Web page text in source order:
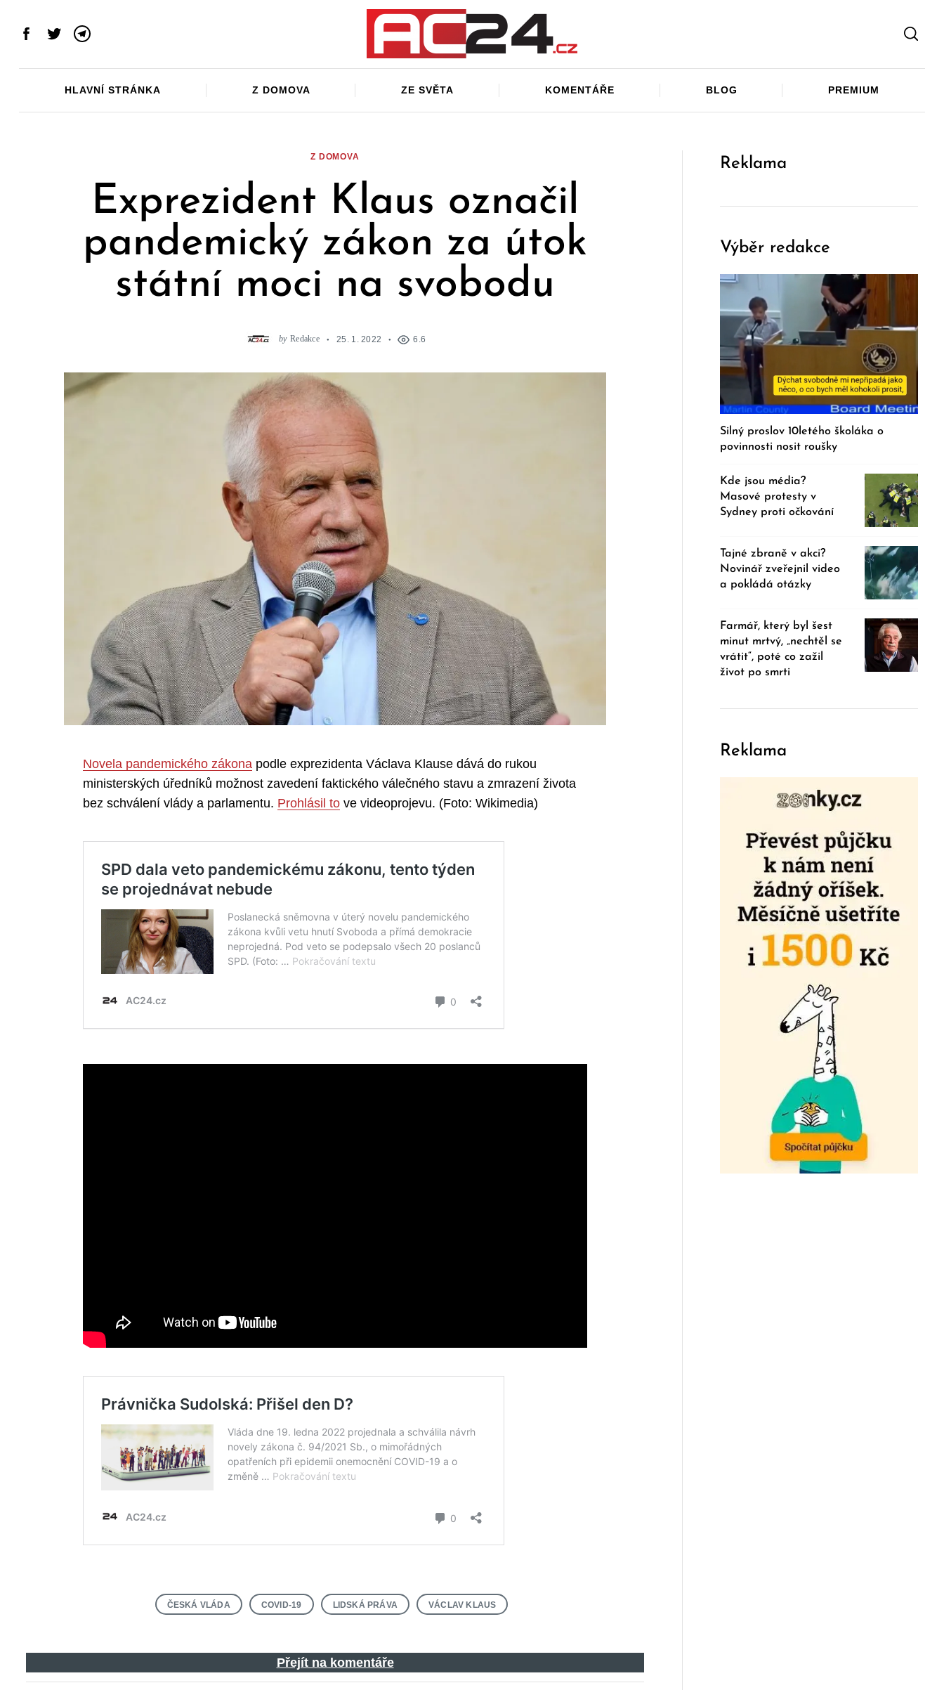
Facebook
TwitterTelegram
HLAVNÍ STRÁNKA Z DOMOVA ZE SVĚTA KOMENTÁŘE BLOG PREMIUM
Z DOMOVA
Exprezident Klaus označil
pandemický zákon za útok
státní moci na svobodu
by Redakce 25. 1. 2022 6.6
Novela pandemického zákona podle exprezidenta Václava Klause dává do rukou
ministerských úředníků možnost zavedení faktického válečného stavu a zmrazení života
bez schválení vlády a parlamentu. Prohlásil tove videoprojevu. (Foto: Wikimedia)
ČESKÁ VLÁDA COVID-19 LIDSKÁ PRÁVA VÁCLAV KLAUS
Přejít na komentáře
Reklama
Výběr redakce
Silný proslov 10letého školáka o
povinnosti nosit roušky
Kde jsou média?
Masové protesty v
Sydney proti očkování
Tajné zbraně v akci?
Novinář zveřejnil video
a pokládá otázky
Farmář, který byl šest
minut mrtvý, „nechtěl se
vrátit“, poté co zažil
život po smrti
Reklama
Search